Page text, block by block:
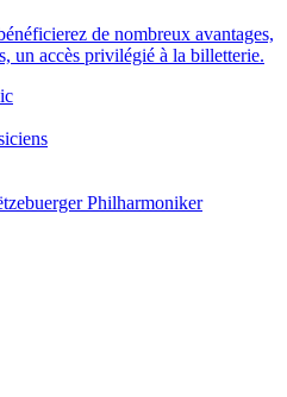
de nombreux avantages,
un accès privilégié à la billetterie.
Philharmoniker